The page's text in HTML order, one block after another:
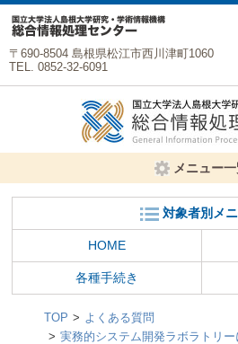
〒690-8504 島根県松江市西川津町1060
TEL. 0852-32-6091
メニュー一
対象者別メ
HOME
各種手続き
TOP
よくある質問
実務的システム開発ラボラトリー